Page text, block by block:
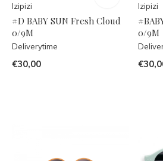
Izipizi
#D BABY SUN Fresh Cloud
0/9M
Deliverytime
€30,00
Izipizi
0/9M